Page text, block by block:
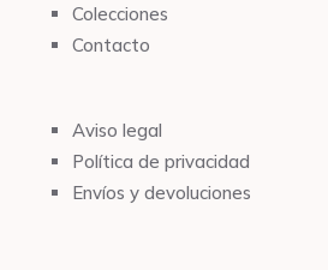
Colecciones
Contacto
Aviso legal
Política de privacidad
Envíos y devoluciones